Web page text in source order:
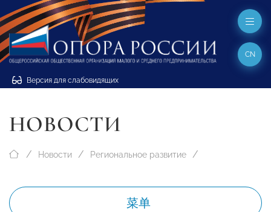
Версия для слабовидящих
CN
НОВОСТИ
Новости Региональное развитие
菜单